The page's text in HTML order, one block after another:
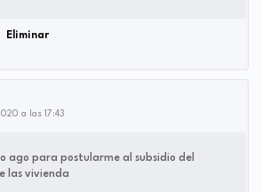
Eliminar
a las 17:43
ago para postularme al subsidio del
las vivienda